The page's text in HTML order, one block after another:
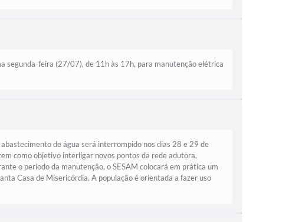
segunda-feira (27/07), de 11h às 17h, para manutenção elétrica
de água será interrompido nos dias 28 e 29 de
como objetivo interligar novos pontos da rede adutora,
o período da manutenção, o SESAM colocará em prática um
Casa de Misericórdia. A população é orientada a fazer uso